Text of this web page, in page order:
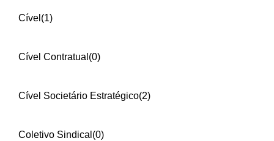
Cível (1)
Cível Contratual (0)
Cível Societário Estratégico(2)
Coletivo Sindical (0)